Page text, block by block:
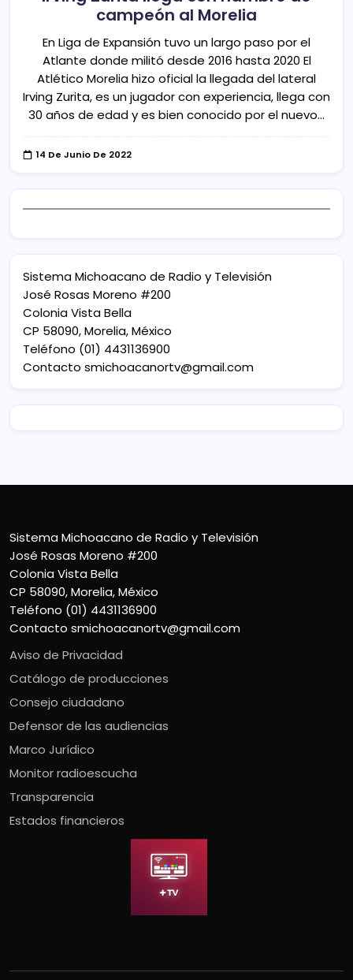
campeón al Morelia
En Liga de Expansión tuvo un largo paso por el
Atlante donde militó desde 2016 hasta 2020 El
Atlético Morelia hizo oficial la llegada del lateral
Irving Zurita, es un jugador con experiencia, llega con
30 años de edad y es bien conocido por el nuevo…
14 De Junio De 2022
Sistema Michoacano de Radio y Televisión
José Rosas Moreno #200
Colonia Vista Bella
CP 58090, Morelia, México
Teléfono (01) 4431136900
Contacto smichoacanortv@gmail.com
Sistema Michoacano de Radio y Televisión
José Rosas Moreno #200
Colonia Vista Bella
CP 58090, Morelia, México
Teléfono (01) 4431136900
Contacto smichoacanortv@gmail.com
Aviso de Privacidad
Catálogo de producciones
Consejo ciudadano
Defensor de las audiencias
Marco Jurídico
Monitor radioescucha
Transparencia
Estados financieros